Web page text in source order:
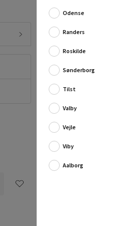
Odense
Randers
Roskilde
Sønderborg
Tilst
Valby
Vejle
Viby
Aalborg